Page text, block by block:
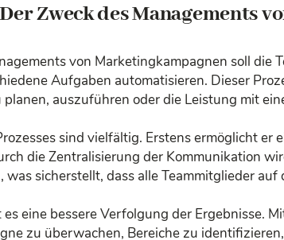
Der Zweck des Managements
von Marketingkampagnen soll die
Aufgaben automatisieren. Dieser
planen, auszuführen oder die Leistung mit
sind vielfältig. Erstens ermöglicht er
die Zentralisierung der Kommunikation
was sicherstellt, dass alle Teammitglieder
eine bessere Verfolgung der Ergebnisse.
zu überwachen, Bereiche zu